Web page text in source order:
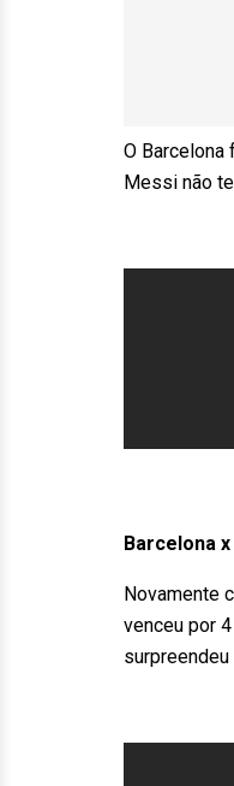
O Barcelona
Messi não
Barcelona
Novamente
venceu por